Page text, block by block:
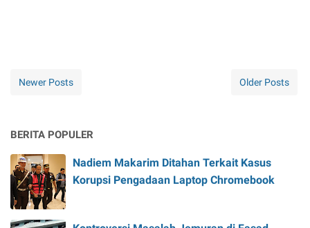
Newer Posts Older Posts
BERITA POPULER
Nadiem Makarim Ditahan Terkait Kasus
Korupsi Pengadaan Laptop Chromebook